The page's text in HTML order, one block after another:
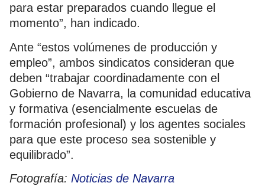
para estar preparados cuando llegue el
momento”, han indicado.
Ante “estos volúmenes de producción y
empleo”, ambos sindicatos consideran que
deben “trabajar coordinadamente con el
Gobierno de Navarra, la comunidad educativa
y formativa (esencialmente escuelas de
formación profesional) y los agentes sociales
para que este proceso sea sostenible y
equilibrado”.
Fotografía: Noticias de Navarra